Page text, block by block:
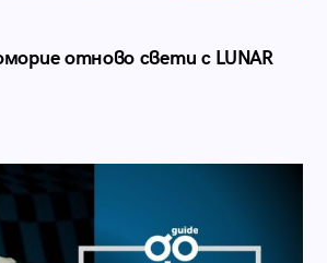
отново свети с LUNAR